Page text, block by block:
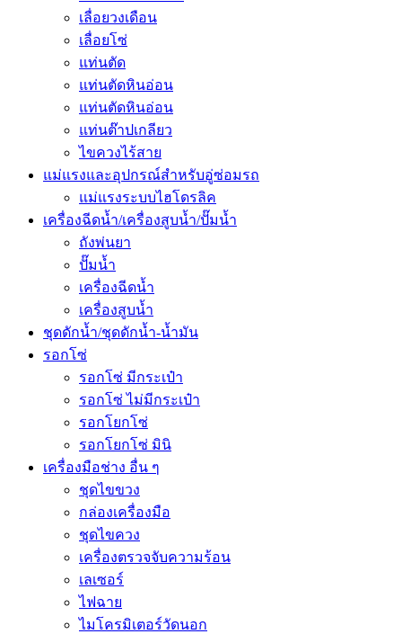
เลื่อยวงเดือน
เลื่อยโซ่
แท่นตัด
แท่นตัดหินอ่อน
แท่นตัดหินอ่อน
แท่นต๊าปเกลียว
ไขควงไร้สาย
แม่แรงและอุปกรณ์สำหรับอู่ซ่อมรถ
แม่แรงระบบไฮโดรลิค
เครื่องฉีดน้ำ/เครื่องสูบน้ำ/ปั๊มน้ำ
ถังพ่นยา
ปั๊มน้ำ
เครื่องฉีดน้ำ
เครื่องสูบน้ำ
ชุดดักน้ำ/ชุดดักน้ำ-น้ำมัน
รอกโซ่
รอกโซ่ มีกระเป๋า
รอกโซ่ ไม่มีกระเป๋า
รอกโยกโซ่
รอกโยกโซ่ มินิ
เครื่องมือช่าง อื่น ๆ
ชุดไขขวง
กล่องเครื่องมือ
ชุดไขควง
เครื่องตรวจจับความร้อน
เลเซอร์
ไฟฉาย
ไมโครมิเตอร์วัดนอก